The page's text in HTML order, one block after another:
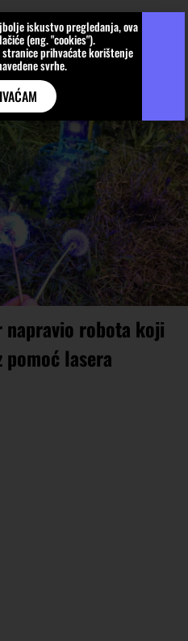
napravio robota koji
lasera
iskustvo pregledanja, ova
(eng. "cookies").
prihvaćate korištenje
svrhe.